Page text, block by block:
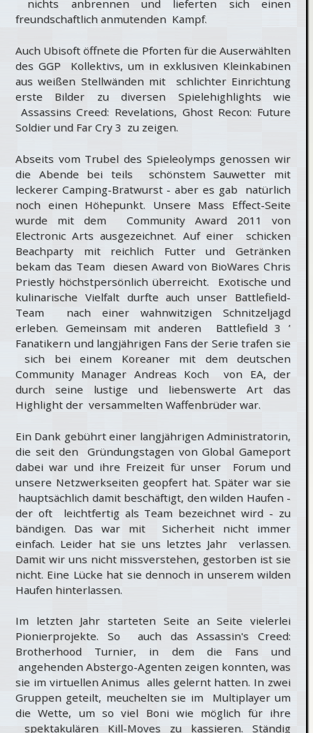
nichts anbrennen und lieferten sich einen
freundschaftlich anmutenden Kampf.
Auch Ubisoft öffnete die Pforten für die Auserwählten
des GGP Kollektivs, um in exklusiven Kleinkabinen
aus weißen Stellwänden mit schlichter Einrichtung
erste Bilder zu diversen Spielehighlights wie
Assassins Creed: Revelations, Ghost Recon: Future
Soldier und Far Cry 3 zu zeigen.
Abseits vom Trubel des Spieleolymps genossen wir
die Abende bei teils schönstem Sauwetter mit
leckerer Camping-Bratwurst - aber es gab natürlich
noch einen Höhepunkt. Unsere Mass Effect-Seite
wurde mit dem Community Award 2011 von
Electronic Arts ausgezeichnet. Auf einer schicken
Beachparty mit reichlich Futter und Getränken
bekam das Team diesen Award von BioWares Chris
Priestly höchstpersönlich überreicht. Exotische und
kulinarische Vielfalt durfte auch unser Battlefield-
Team nach einer wahnwitzigen Schnitzeljagd
erleben. Gemeinsam mit anderen Battlefield 3 ’
Fanatikern und langjährigen Fans der Serie trafen sie
sich bei einem Koreaner mit dem deutschen
Community Manager Andreas Koch von EA, der
durch seine lustige und liebenswerte Art das
Highlight der versammelten Waffenbrüder war.
Ein Dank gebührt einer langjährigen Administratorin,
die seit den Gründungstagen von Global Gameport
dabei war und ihre Freizeit für unser Forum und
unsere Netzwerkseiten geopfert hat. Später war sie
hauptsächlich damit beschäftigt, den wilden Haufen -
der oft leichtfertig als Team bezeichnet wird - zu
bändigen. Das war mit Sicherheit nicht immer
einfach. Leider hat sie uns letztes Jahr verlassen.
Damit wir uns nicht missverstehen, gestorben ist sie
nicht. Eine Lücke hat sie dennoch in unserem wilden
Haufen hinterlassen.
Im letzten Jahr starteten Seite an Seite vielerlei
Pionierprojekte. So auch das Assassin's Creed:
Brotherhood Turnier, in dem die Fans und
angehenden Abstergo-Agenten zeigen konnten, was
sie im virtuellen Animus alles gelernt hatten. In zwei
Gruppen geteilt, meuchelten sie im Multiplayer um
die Wette, um so viel Boni wie möglich für ihre
spektakulären Kill-Moves zu kassieren. Ständig